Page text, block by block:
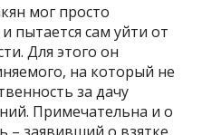
мог просто
пытается сам уйти от
Для этого он
на который не
за дачу
Примечательна и о
– заявивший о взятке